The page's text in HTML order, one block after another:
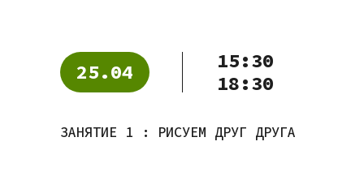
25.04
ЗАНЯТИЕ 1 : РИСУЕМ ДРУГ ДРУГА
15:30
18:30